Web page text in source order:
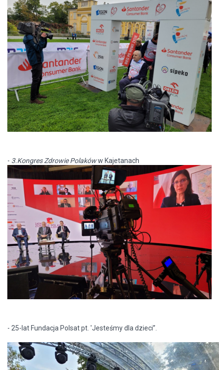
- 3.Kongres Zdrowie Polakóww Kajetanach
- 25-lat Fundacja Polsat pt. 'Jesteśmy dla dzieci”.